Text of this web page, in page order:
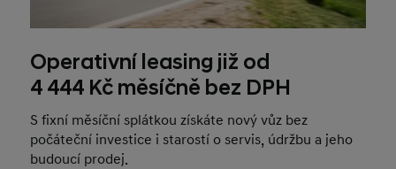
Operativní leasing již od
4 444 Kč měsíčně bez DPH
S fixní měsíční splátkou získáte nový vůz bez
počáteční investice i starostí o servis, údržbu a jeho
budoucí prodej.